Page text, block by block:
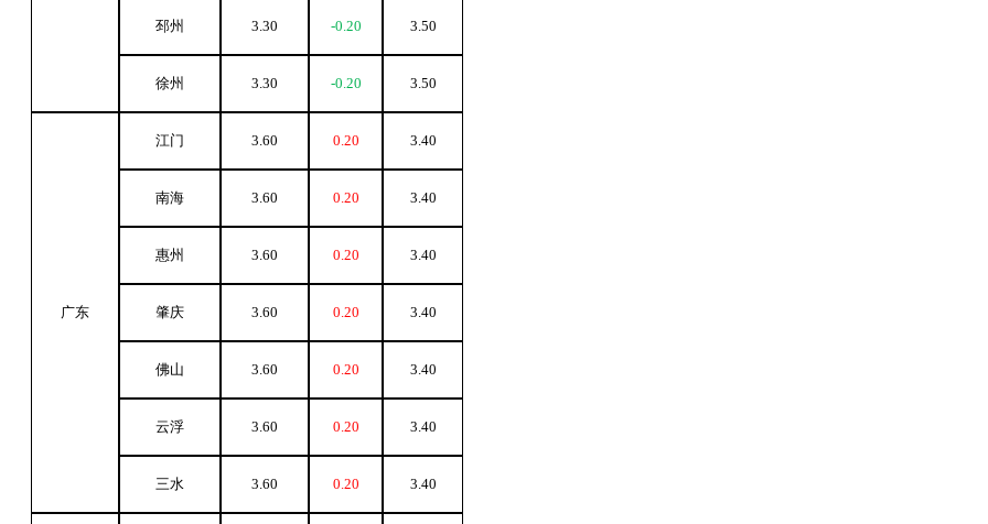
邳州 3.30 -0.20 3.50
徐州 3.30 -0.20 3.50
广东
江门 3.60 0.20 3.40
南海 3.60 0.20 3.40
惠州 3.60 0.20 3.40
肇庆 3.60 0.20 3.40
佛山 3.60 0.20 3.40
云浮 3.60 0.20 3.40
三水 3.60 0.20 3.40